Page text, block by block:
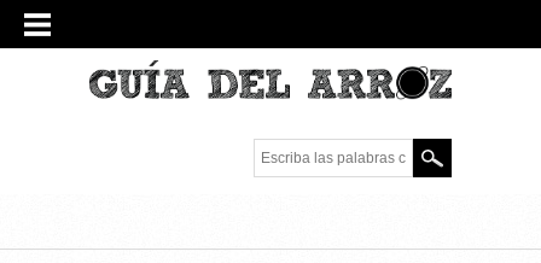
Escriba las palabras
clave.